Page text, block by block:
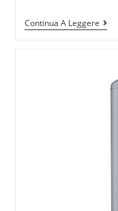
Continua A Leggere